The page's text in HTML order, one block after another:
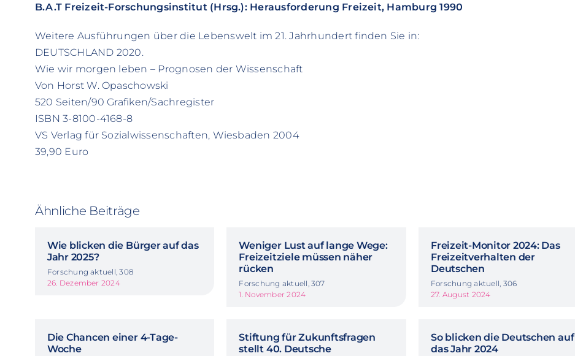
B.A.T Freizeit-Forschungsinstitut (Hrsg.): Herausforderung Freizeit, Hamburg 1990
Weitere Ausführungen über die Lebenswelt im 21. Jahrhundert finden Sie in:
DEUTSCHLAND 2020.
Wie wir morgen leben – Prognosen der Wissenschaft
Von Horst W. Opaschowski
520 Seiten/90 Grafiken/Sachregister
ISBN 3-8100-4168-8
VS Verlag für Sozialwissenschaften, Wiesbaden 2004
39,90 Euro
Ähnliche Beiträge
Wie blicken die Bürger auf das
Jahr 2025?
Forschung aktuell, 308
26. Dezember 2024
Weniger Lust auf lange Wege:
Freizeitziele müssen näher
rücken
Forschung aktuell, 307
1. November 2024
Freizeit-Monitor 2024: Das
Freizeitverhalten der
Deutschen
Forschung aktuell, 306
27. August 2024
Die Chancen einer 4-Tage-
Woche
Stiftung für Zukunftsfragen
stellt 40. Deutsche
So blicken die Deutschen auf
das Jahr 2024